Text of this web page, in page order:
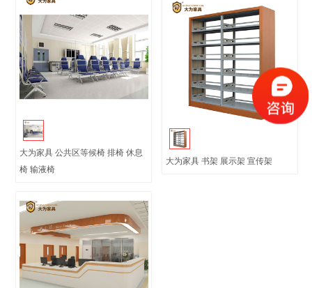
大为家具 公共区等候椅 排椅 休息
椅 输液椅
大为家具 书架 展示架 宣传架